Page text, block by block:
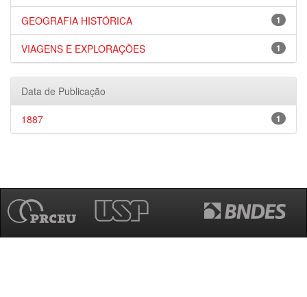
1
GEOGRAFIA HISTÓRICA
1
VIAGENS E EXPLORAÇÕES
Data de Publicação
1
1887